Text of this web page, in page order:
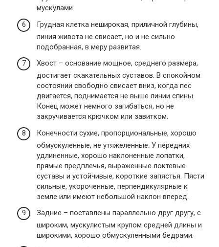
мускулами.
Грудная клетка неширокая, приличной глубины,
линия живота не свисает, но и не сильно
подобранная, в меру развитая.
Хвост – основание мощное, среднего размера,
достигает скакательных суставов. В спокойном
состоянии свободно свисает вниз, когда пес
двигается, поднимается не выше линии спины.
Конец может немного загибаться, но не
закручивается крючком или завитком.
Конечности сухие, пропорциональные, хорошо
обмускуленные, не утяжеленные. У передних
удлиненные, хорошо наклоненные лопатки,
прямые предплечья, выраженные локтевые
суставы и устойчивые, короткие запястья. Пясти
сильные, укороченные, перпендикулярные к
земле или имеют небольшой наклон вперед.
Задние – поставлены параллельно друг другу, с
широким, мускулистым крупом средней длины и
широкими, хорошо обмускуленными бедрами.